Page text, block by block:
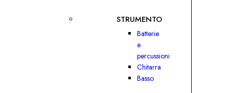
STRUMENTO
Batterie
e
percussioni
Chitarra
Basso